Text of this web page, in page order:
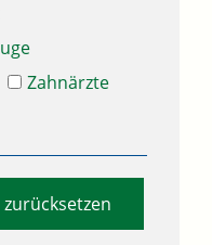
Zahnärzte
zurücksetzen